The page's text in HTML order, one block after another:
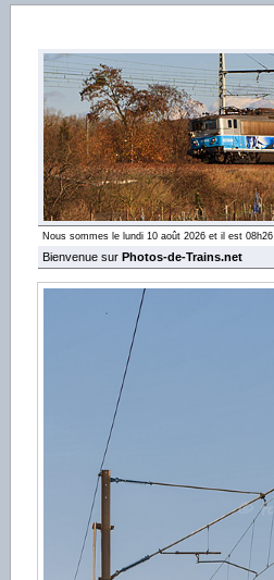
Nous sommes le lundi 10 août 2026 et il est 08h26
Bienvenue sur Photos-de-Trains.net